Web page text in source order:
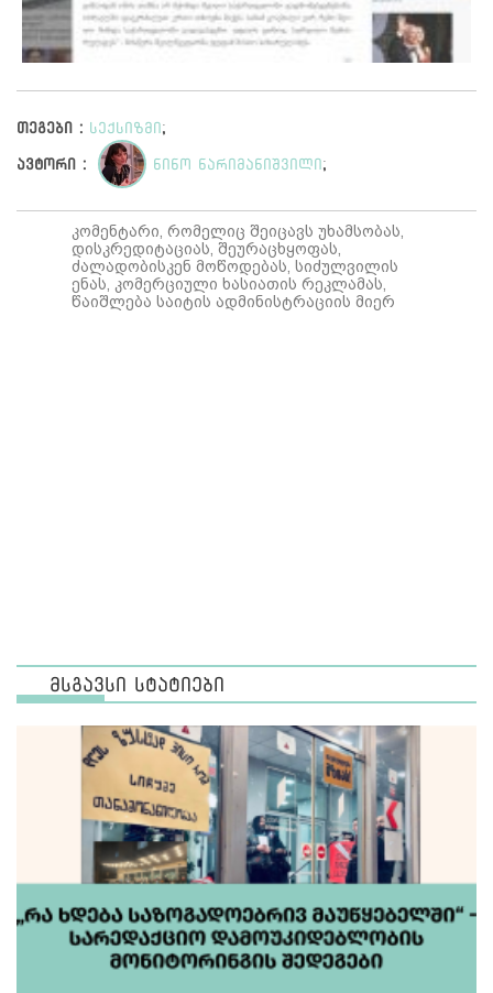
თეგები : სექსიზმი ;
ავტორი : ნინო ნარიმანიშვილი ;
კომენტარი, რომელიც შეიცავს უხამსობას,
დისკრედიტაციას, შეურაცხყოფას,
ძალადობისკენ მოწოდებას, სიძულვილის
ენას, კომერციული ხასიათის რეკლამას,
წაიშლება საიტის ადმინისტრაციის მიერ
მსგავსი სტატიები